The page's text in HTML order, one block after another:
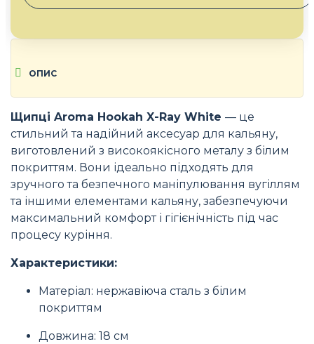
ОПИС
Щипці Aroma Hookah X-Ray White — це
стильний та надійний аксесуар для кальяну,
виготовлений з високоякісного металу з білим
покриттям. Вони ідеально підходять для
зручного та безпечного маніпулювання вугіллям
та іншими елементами кальяну, забезпечуючи
максимальний комфорт і гігієнічність під час
процесу куріння.
Характеристики:
Матеріал: нержавіюча сталь з білим
покриттям
Довжина: 18 см